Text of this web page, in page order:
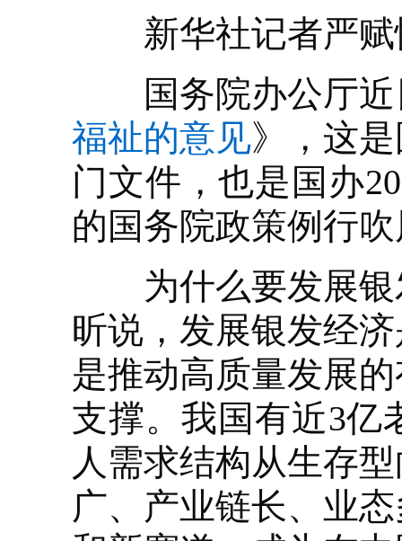
新华社记者严赋
国务院办公厅近
福祉的意见》，这
门文件，也是国办
的国务院政策例行
为什么要发展银
昕说，发展银发经
是推动高质量发展
支撑。我国有近3亿
人需求结构从生存
广、产业链长、业